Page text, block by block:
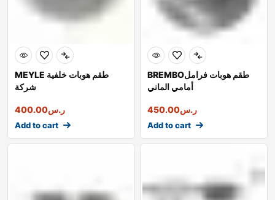
MEYLE طقم هوبات خلفية
شركة
ر.س400.00
Add to cart
BREMBOطقم هوبات فرامل
أمامي الماني
ر.س450.00
Add to cart